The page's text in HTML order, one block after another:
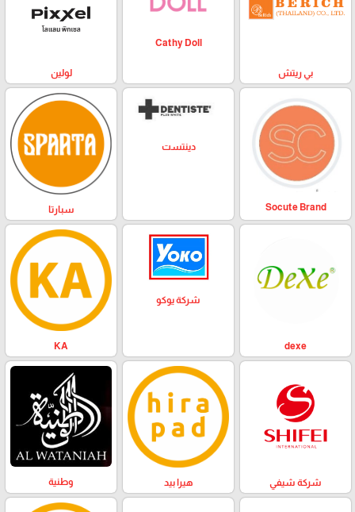
بي ريتش
Cathy Doll
لولين
Socute Brand
دينتست
سبارتا
dexe
شركة يوكو
KA
شركة شيفي هيرا بيد وطنية